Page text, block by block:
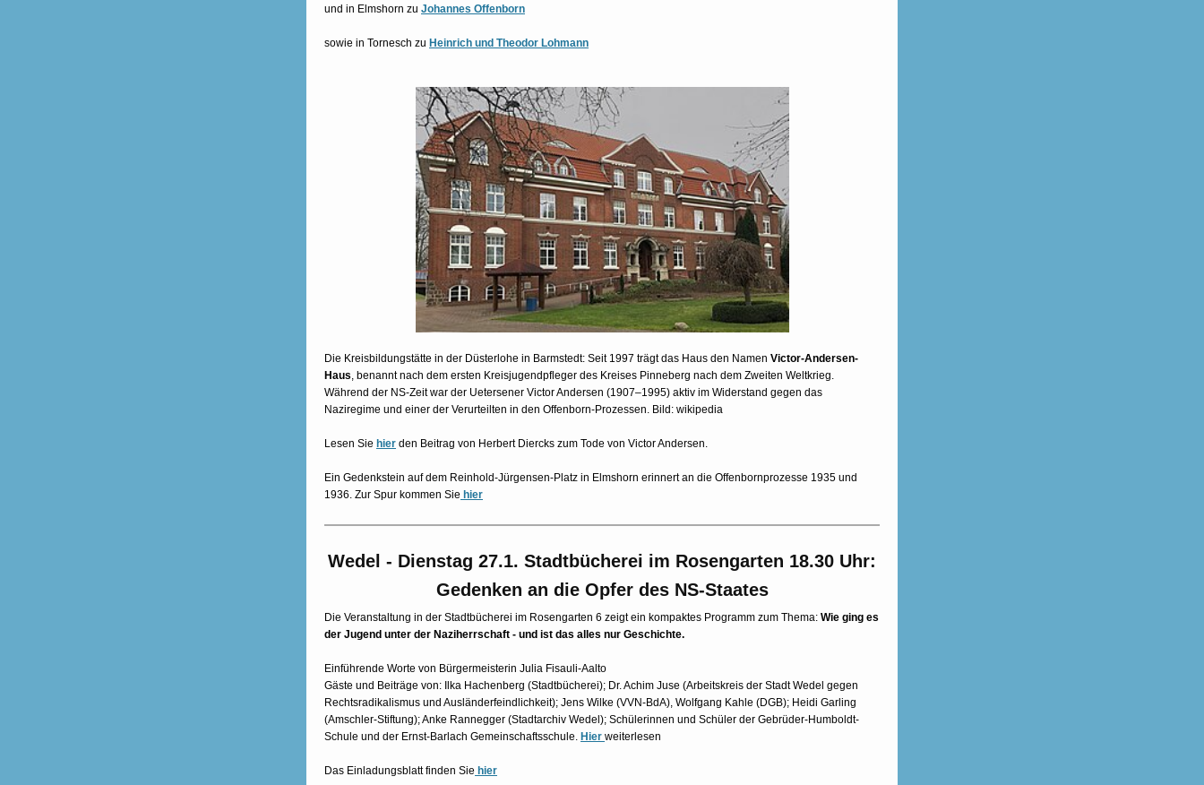
und in Elmshorn zu Johannes Offenborn
sowie in Tornesch zu Heinrich und Theodor Lohmann
Die Kreisbildungstätte in der Düsterlohe in Barmstedt: Seit 1997 trägt das Haus den Namen Victor-Andersen-
Haus, benannt nach dem ersten Kreisjugendpfleger des Kreises Pinneberg nach dem Zweiten Weltkrieg.
Während der NS-Zeit war der Uetersener Victor Andersen (1907–1995) aktiv im Widerstand gegen das
Naziregime und einer der Verurteilten in den Offenborn-Prozessen. Bild: wikipedia
Lesen Sie hier den Beitrag von Herbert Diercks zum Tode von Victor Andersen.
Ein Gedenkstein auf dem Reinhold-Jürgensen-Platz in Elmshorn erinnert an die Offenbornprozesse 1935 und
1936. Zur Spur kommen Sie hier
Wedel - Dienstag 27.1. Stadtbücherei im Rosengarten 18.30 Uhr:
Gedenken an die Opfer des NS-Staates
Die Veranstaltung in der Stadtbücherei im Rosengarten 6 zeigt ein kompaktes Programm zum Thema: Wie ging es
der Jugend unter der Naziherrschaft - und ist das alles nur Geschichte.
Einführende Worte von Bürgermeisterin Julia Fisauli-Aalto
Gäste und Beiträge von: Ilka Hachenberg (Stadtbücherei); Dr. Achim Juse (Arbeitskreis der Stadt Wedel gegen
Rechtsradikalismus und Ausländerfeindlichkeit); Jens Wilke (VVN-BdA), Wolfgang Kahle (DGB); Heidi Garling
(Amschler-Stiftung); Anke Rannegger (Stadtarchiv Wedel); Schülerinnen und Schüler der Gebrüder-Humboldt-
Schule und der Ernst-Barlach Gemeinschaftsschule. Hier weiterlesen
Das Einladungsblatt finden Sie hier